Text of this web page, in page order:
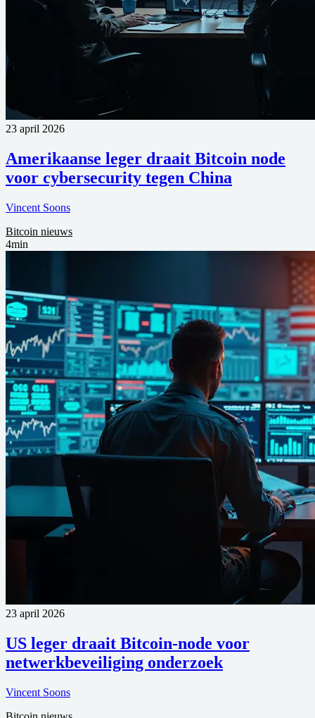
23 april 2026
Amerikaanse leger draait Bitcoin node
voor cybersecurity tegen China
Vincent Soons
Bitcoin nieuws
4min
23 april 2026
US leger draait Bitcoin-node voor
netwerkbeveiliging onderzoek
Vincent Soons